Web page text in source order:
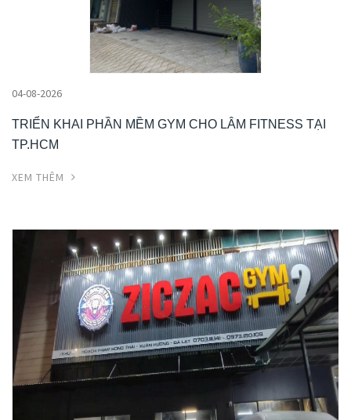
04-08-2026
TRIỂN KHAI PHẦN MỀM GYM CHO LÂM FITNESS TẠI
TP.HCM
XEM THÊM